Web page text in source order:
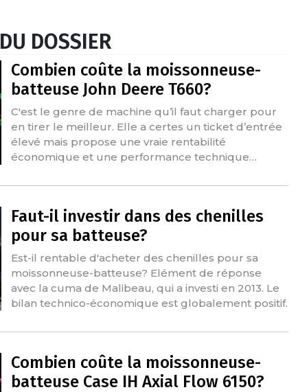
DU DOSSIER
Combien coûte la moissonneuse-
batteuse John Deere T660?
C'est le genre de machine qu’il faut charger pour
en tirer le meilleur. Elle a certes un ticket d’entrée
élevé mais propose une vraie rentabilité
économique et une performance technique…
Faut-il investir dans des chenilles
pour sa batteuse?
Est-il rentable d'acheter des chenilles pour sa
moissonneuse-batteuse? Elément de réponse
avec la cuma de Malibeau, qui a investi en 2013. Le
bilan technico-économique est globalement positif.
Combien coûte la moissonneuse-
batteuse Case IH Axial Flow 6150?